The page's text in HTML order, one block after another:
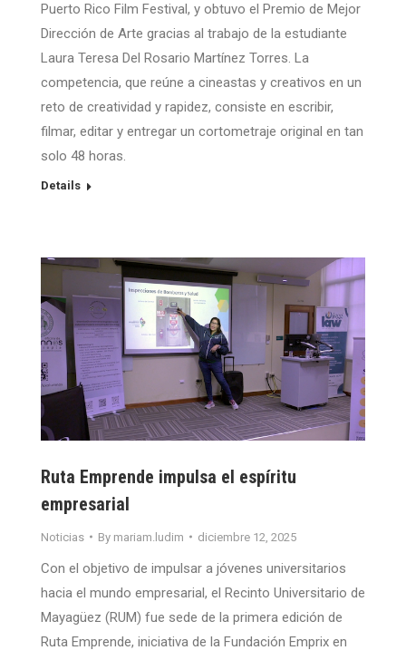
Puerto Rico Film Festival, y obtuvo el Premio de Mejor
Dirección de Arte gracias al trabajo de la estudiante
Laura Teresa Del Rosario Martínez Torres. La
competencia, que reúne a cineastas y creativos en un
reto de creatividad y rapidez, consiste en escribir,
filmar, editar y entregar un cortometraje original en tan
solo 48 horas.
Details
Ruta Emprende impulsa el espíritu
empresarial
Noticias By mariam.ludim diciembre 12, 2025
Con el objetivo de impulsar a jóvenes universitarios
hacia el mundo empresarial, el Recinto Universitario de
Mayagüez (RUM) fue sede de la primera edición de
Ruta Emprende, iniciativa de la Fundación Emprix en